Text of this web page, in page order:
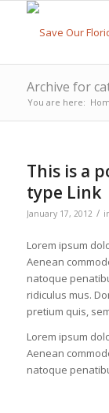
Archive for
You are here:
This is a
type Link
January 17, 2012 /
Lorem ipsum
Aenean
natoque
ridiculus mus.
pretium quis,
Lorem ipsum
Aenean
natoque